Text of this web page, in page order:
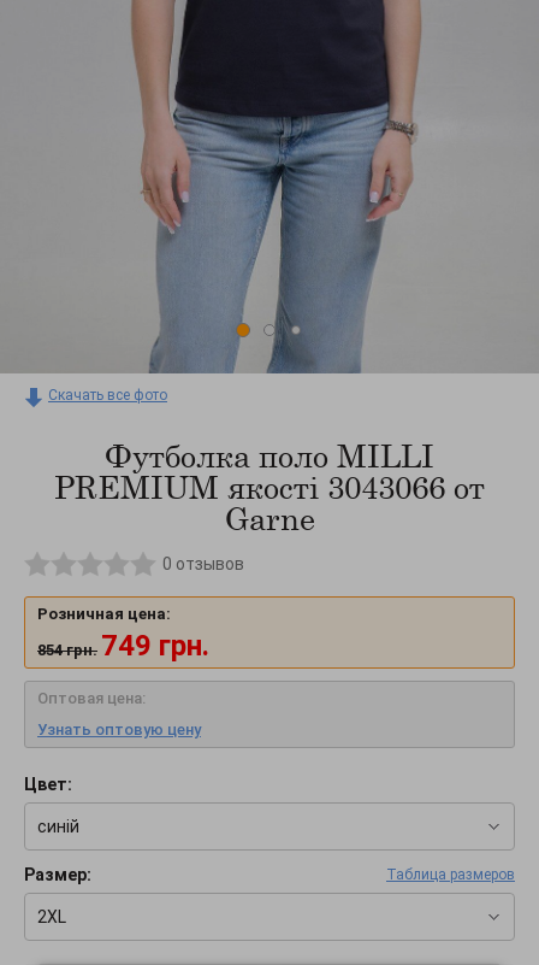
Скачать все фото
Футболка поло MILLI
PREMIUM якості 3043066 от
Garne
0 отзывов
Розничная цена:
854 грн. 749 грн.
Оптовая цена:
Узнать оптовую цену
Цвет:
синій
Размер: Таблица размеров
2XL